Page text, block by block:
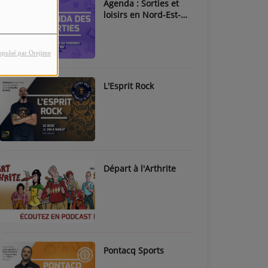
par Orejime
Agenda : Sorties et
loisirs en Nord-Est-
L'Esprit Rock
Départ à l'Arthrite
Pontacq Sports